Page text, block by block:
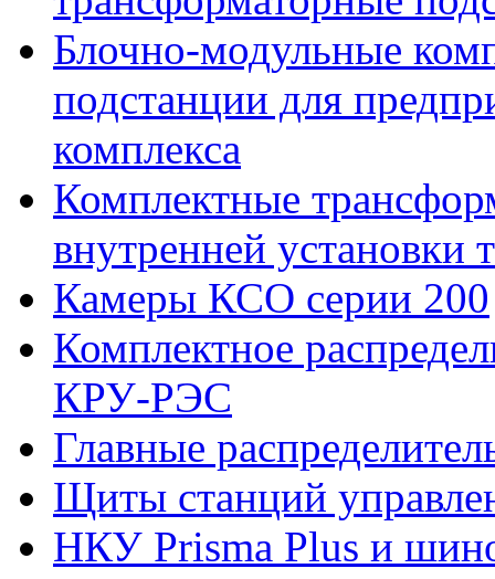
Блочно-модульные
подстанции для
комплекса
Комплектные
внутренней установки
Камеры КСО серии 200
Комплектное
КРУ-РЭС
Главные
Щиты станций
НКУ Prisma Plus и